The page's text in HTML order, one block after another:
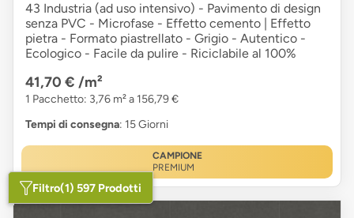
43 Industria (ad uso intensivo) - Pavimento di design
senza PVC - Microfase - Effetto cemento | Effetto
pietra - Formato piastrellato - Grigio - Autentico -
Ecologico - Facile da pulire - Riciclabile al 100%
41,70 € /m²
1 Pacchetto: 3,76 m² a 156,79 €
Tempi di consegna: 15 Giorni
CAMPIONE
PREMIUM
Filtro(1) 597 Prodotti